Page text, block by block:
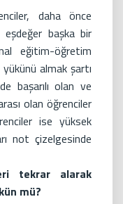
daha önce
eşdeğer başka bir
eğitim-öğretim
almak şartı
başarılı olan ve
olan öğrenciler
ise yüksek
not çizelgesinde
tekrar alarak
mü?